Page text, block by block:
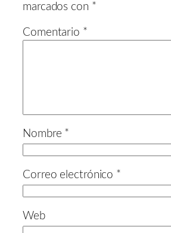
marcados con *
Comentario *
Nombre *
Correo electrónico *
Web